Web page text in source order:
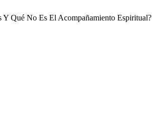
Qué No Es El Acompañamiento Espiritual?